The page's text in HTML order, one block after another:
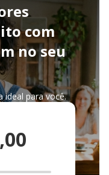
com
no seu
ideal para você.